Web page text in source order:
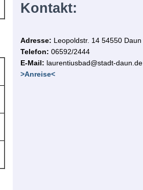
Kontakt:
Adresse: Leopoldstr. 14 54550 Daun
Telefon: 06592/2444
E-Mail: laurentiusbad@stadt-daun.de
>Anreise<